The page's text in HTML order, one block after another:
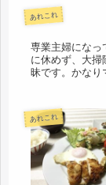
あれこれ
専業主婦になっ
に休めず、大掃
昧です。かなり
あれこれ